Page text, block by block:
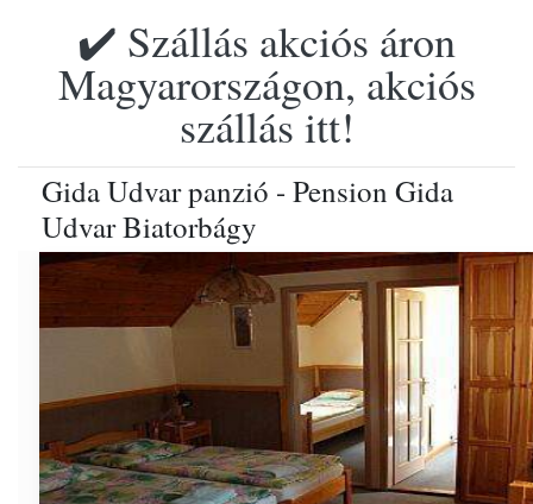
✔️ Szállás akciós áron
Magyarországon, akciós
szállás itt!
Gida Udvar panzió - Pension Gida
Udvar Biatorbágy